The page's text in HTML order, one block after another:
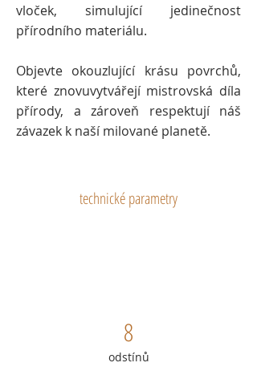
vloček, simulující jedinečnost
přírodního materiálu.
Objevte okouzlující krásu povrchů,
které znovuvytvářejí mistrovská díla
přírody, a zároveň respektují náš
závazek k naší milované planetě.
8
odstínů
technické parametry